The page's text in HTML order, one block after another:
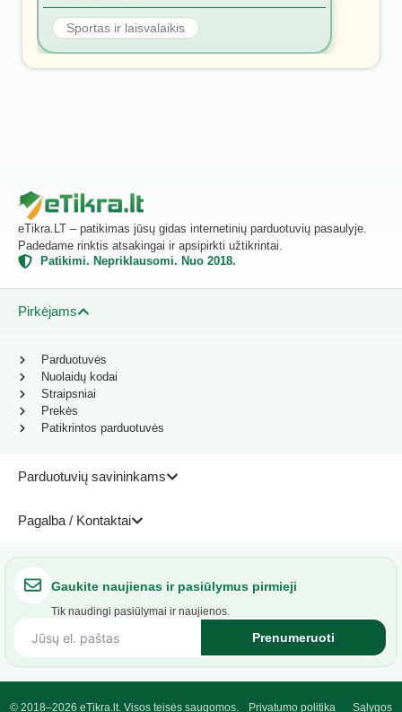
Sportas ir laisvalaikis
eTikra.LT – patikimas jūsų gidas internetinių parduotuvių pasaulyje.
Padedame rinktis atsakingai ir apsipirkti užtikrintai.
Patikimi. Nepriklausomi. Nuo 2018.
Pirkėjams
Parduotuvių savininkams
Pagalba / Kontaktai
Parduotuvės
Nuolaidų kodai
Straipsniai
Prekės
Patikrintos parduotuvės
Gaukite naujienas ir pasiūlymus pirmieji
Tik naudingi pasiūlymai ir naujienos.
Prenumeruoti
© 2018–2026 eTikra.lt. Visos teisės saugomos. Privatumo politika Sąlygos